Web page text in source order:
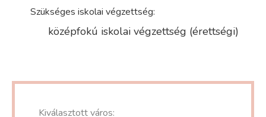
Szükséges iskolai végzettség:
középfokú iskolai végzettség (érettségi)
Kiválasztott város: